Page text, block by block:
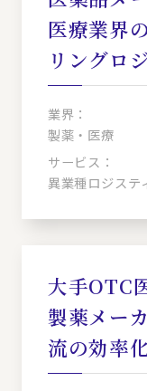
医療業界
リングロ
業界：
製薬・医療
サービス：
異業種ロジステ
大手OTC
製薬メー
流の効率